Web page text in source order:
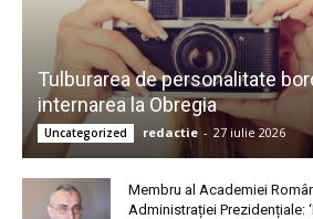
Tulburarea de personalitate
internarea la Obregia
Uncategorized redactie - 27 iulie 2026
Membru al Academiei
Administrației Prezidențiale: